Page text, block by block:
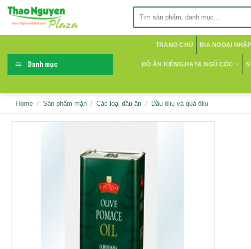
Skip
Danh mục
TRANG CHỦ BIA NGOẠI NHẬP
ĐỒ ĂN KIÊNG,HẠT& NGŨ CỐC
Home / Sản phẩm mặn / Các loại dầu ăn / Dầu ôliu và quả ôliu